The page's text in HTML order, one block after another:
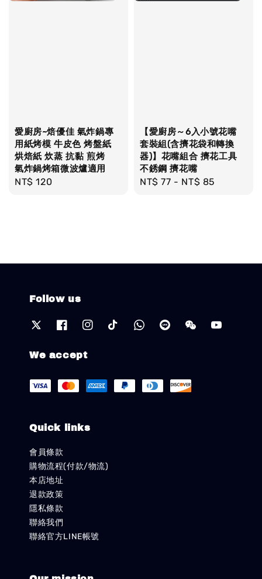
愛廚房~焙優佳 氣炸鍋專
用紙烤模 牛皮色 烤盤紙
烘焙紙 炊蒸 抗黏 煎烤
氣炸鍋烤箱微波爐適用
Regular
NT$ 120
【愛廚房～6入小號花嘴
套裝組(含擠花袋和轉換
器)】花嘴組合 擠花工具
不銹鋼 擠花嘴
Regular
NT$ 77 - NT$ 85
Follow us
We accept
Quick links
會員條款
購物流程(付款/物流)
本店地址
退款政策
隱私條款
聯絡我們
聯絡官方LINE帳號